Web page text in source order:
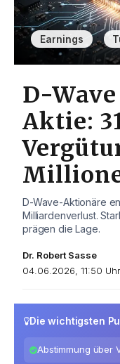
Earnings ,
D-
Aktie:
D-Wave-Aktionäre
Milliardenverlust.
prägen die Lage.
Dr. Robert Sasse
04.06.2026, 11:50 Uhr
Die wichtigsten
Abstimmung über